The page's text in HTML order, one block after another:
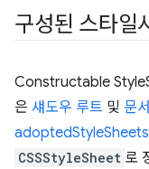
구성된 스타일
Constructable
은 섀도우 루트 및 문서
adoptedStyleSheets
CSSStyleSheet 로